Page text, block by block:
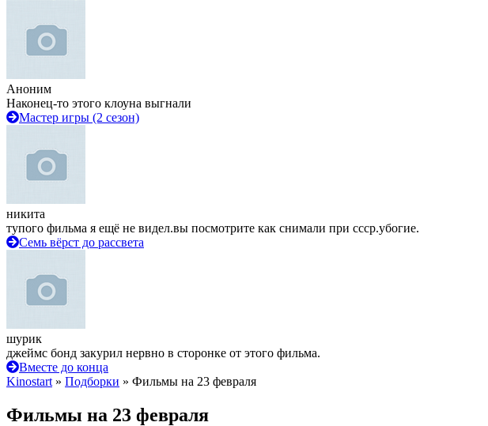
Аноним
Наконец-то этого клоуна выгнали
Мастер игры (2 сезон)
никита
тупого фильма я ещё не видел.вы посмотрите как снимали при ссср.убогие.
Семь вёрст до рассвета
шурик
джеймс бонд закурил нервно в сторонке от этого фильма.
Вместе до конца
Kinostart » Подборки » Фильмы на 23 февраля
Фильмы на 23 февраля